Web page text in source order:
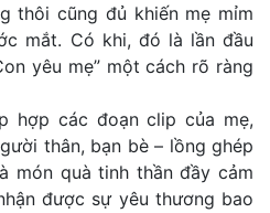
thôi cũng đủ khiến mẹ mỉm
mắt. Có khi, đó là lần đầu
yêu mẹ” một cách rõ ràng
hợp các đoạn clip của mẹ,
thân, bạn bè – lồng ghép
món quà tinh thần đầy cảm
được sự yêu thương bao